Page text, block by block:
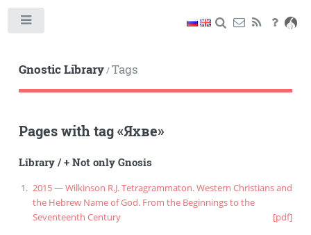
Gnostic Library/Tags
Pages with tag«Яхве»
Library/+ Not only Gnosis
2015 — Wilkinson R.J. Tetragrammaton. Western Christians and
the Hebrew Name of God. From the Beginnings to the
Seventeenth Century
[pdf]